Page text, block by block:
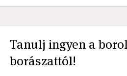
Tanulj ingyen a
borászattól!